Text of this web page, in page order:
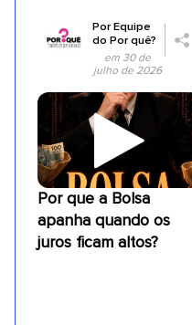
PorEquipe
do Por quê?
em 30 de
julho de 2026
Por que a Bolsa
apanha quando os
juros ficam altos?